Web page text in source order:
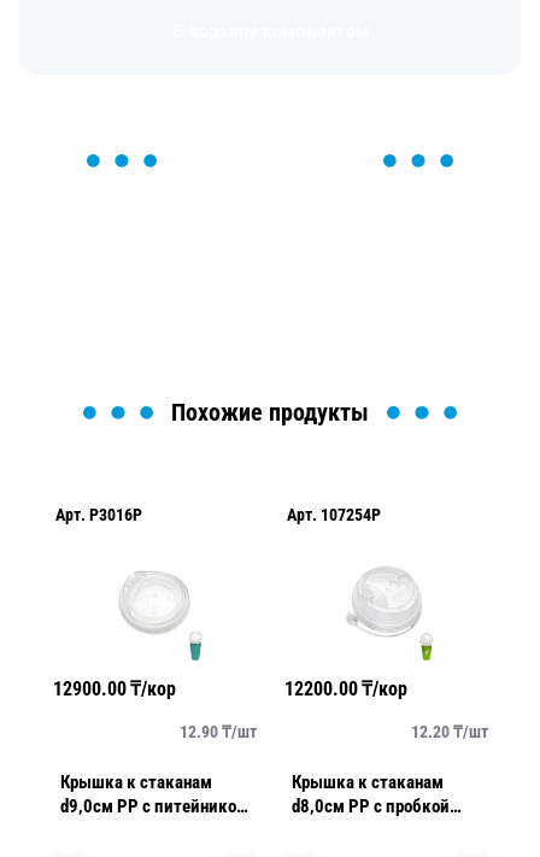
Похожие продукты
Арт. P3016P
12900.00₸/кор
12.90₸/шт
Крышка к стаканам
d9,0см PP с питейником
Арт. 107254P
12200.00₸/кор
12.20₸/шт
Крышка к стаканам
d8,0см PP с пробкой